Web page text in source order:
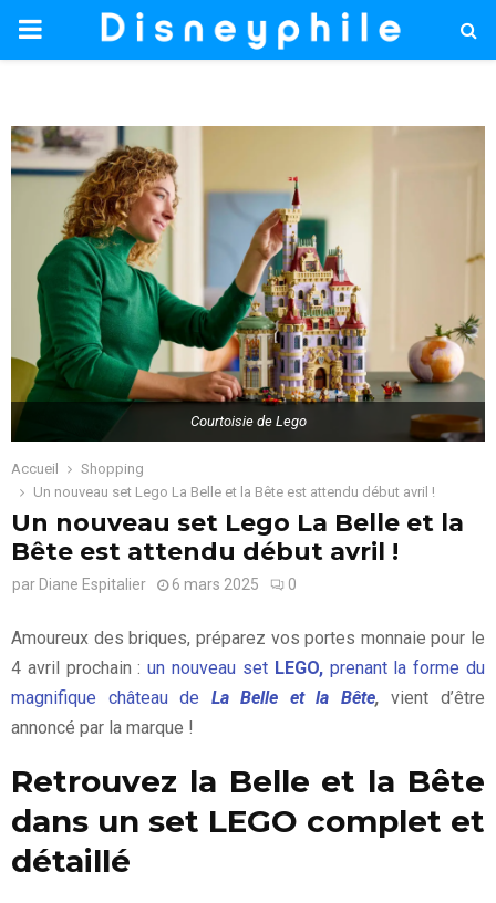
PRIMARY
Courtoisie de Lego
Accueil
Shopping
Un nouveau set Lego La Belle et la Bête est attendu début avril !
Un nouveau set Lego La Belle et la
Bête est attendu début avril !
par Diane Espitalier 6 mars 2025 0
Amoureux des briques, préparez vos portes monnaie pour le
4 avril prochain :un nouveau set LEGO,prenant la forme du
magnifique château de La Belle et la Bête, vient d’être
annoncé par la marque !
Retrouvez la Belle et la Bête
dans un set LEGO complet et
détaillé